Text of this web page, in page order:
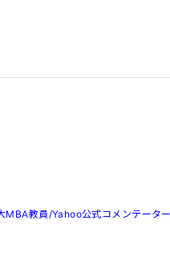
MBA教員/Yahoo公式コメンテータ